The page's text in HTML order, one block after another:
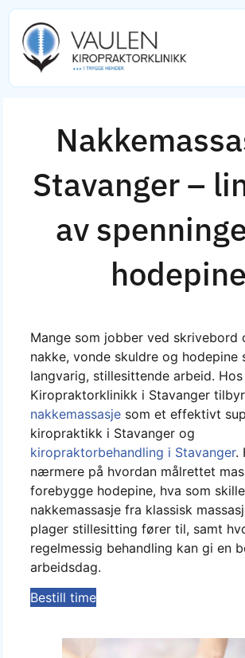
Stavanger –
av
hodepine
Mange som jobber ved skrivebord
nakke, vonde skuldre og hodepine
langvarig, stillesittende arbeid. Hos
Kiropraktorklinikk i Stavanger
nakkemassasjesom et effektivt
kiropraktikk i Stavanger og
kiropraktorbehandling i Stavanger.
nærmere på hvordan målrettet
forebygge hodepine, hva som
nakkemassasje fra klassisk
plager stillesitting fører til, samt
regelmessig behandling kan gi en
arbeidsdag.
Bestill time